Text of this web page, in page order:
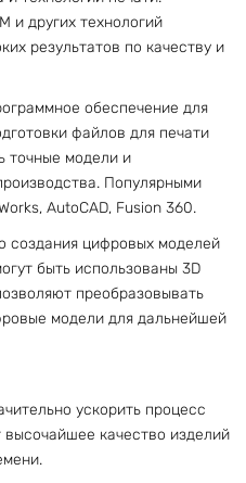
и других технологий
результатов по качеству и
обеспечение для
файлов для печати
точные модели и
Популярными
AutoCAD, Fusion 360.
создания цифровых моделей
быть использованы 3D
преобразовывать
модели для дальнейшей
ускорить процесс
качество изделий